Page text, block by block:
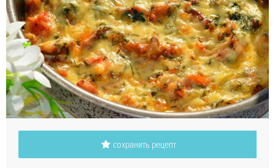
сохранить рецепт